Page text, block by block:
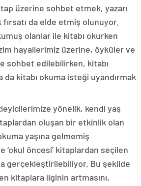
üzerine sohbet etmek, yazarı
fırsatı da elde etmiş olunuyor.
olanlar ile kitabı okurken
hayallerimiz üzerine, öyküler ve
sohbet edilebilirken, kitabı
da kitabı okuma isteği uyandırmak
yönelik, kendi yaş
oluşan bir etkinlik olan
yaşına gelmemiş
‘okul öncesi’ kitaplardan seçilen
gerçekleştirilebiliyor. Bu şekilde
kitaplara ilginin artmasını,